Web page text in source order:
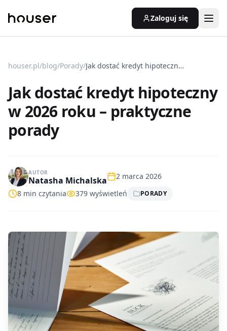
Zaloguj się
houser.pl/blog/Porady/ Jak dostać kredyt hipoteczny w 2026 roku – praktyczne porady
Jak dostać kredyt hipoteczny
w 2026 roku – praktyczne
porady
AUTOR
Natasha Michalska
2 marca 2026
8 min czytania 379 wyświetleń PORADY